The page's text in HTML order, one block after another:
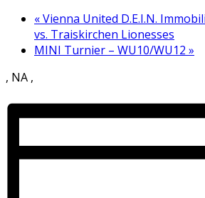
«Vienna United D.E.I.N.
vs. Traiskirchen Lionesses
MINI Turnier – WU10/WU12 »
, NA ,